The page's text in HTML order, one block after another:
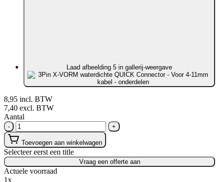
Laad afbeelding 5 in gallerij-weergave
8,95 incl. BTW
7,40 excl. BTW
Aantal
- +
Toevoegen aan winkelwagen
Selecteer eerst een title
Vraag een offerte aan
Actuele voorraad
1x